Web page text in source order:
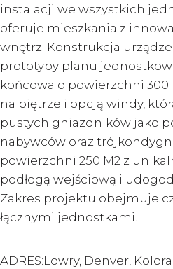
instalacji we wszystkich
oferuje mieszkania z
wnętrz. Konstrukcja
prototypy planu
końcowa o powierzchni 300
na piętrze i opcją windy,
pustych gniazdników jako
nabywców oraz
powierzchni 250 M2 z
podłogą wejściową i
Zakres projektu obejmuje
łącznymi jednostkami.
ADRES:Lowry, Denver,